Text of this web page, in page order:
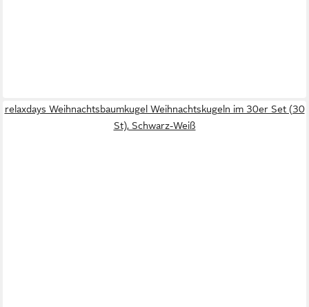
relaxdays Weihnachtsbaumkugel Weihnachtskugeln im 30er Set (30
St), Schwarz-Weiß